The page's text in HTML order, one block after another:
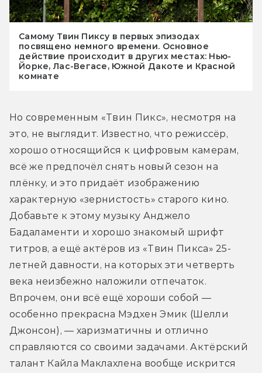
Самому Твин Пиксу в первых эпизодах
посвящено немного времени. Основное
действие происходит в других местах: Нью-
Йорке, Лас-Вегасе, Южной Дакоте и Красной
комнате
Но современным «Твин Пикс», несмотря на
это, не выглядит. Известно, что режиссёр,
хорошо относящийся к цифровым камерам,
всё же предпочёл снять новый сезон на
плёнку, и это придаёт изображению
характерную «зернистость» старого кино.
Добавьте к этому музыку Анджело
Бадаламенти и хорошо знакомый шрифт
титров, а ещё актёров из «Твин Пикса» 25-
летней давности, на которых эти четверть
века неизбежно наложили отпечаток.
Впрочем, они всё ещё хороши собой —
особенно прекрасна Мэдхен Эмик (Шелли
Джонсон), — харизматичны и отлично
справляются со своими задачами. Актёрский
талант Кайла Маклахлена вообще искрится